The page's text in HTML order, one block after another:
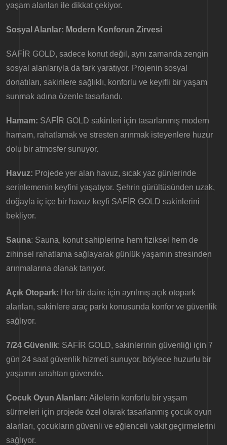
yaşam alanları ile dikkat çekiyor.
Sosyal Alanlar: Modern Konforun Zirvesi
SAFİR GOLD, sadece konut değil, aynı zamanda zengin
sosyal alanlarıyla da fark yaratıyor. Projenin sosyal
donatıları, sakinlere sağlıklı, konforlu ve keyifli bir yaşam
sunmak adına özenle tasarlandı.
Hamam: SAFİR GOLD sakinleri için tasarlanmış modern
hamam, rahatlamak ve stresten arınmak isteyenlere huzur
dolu bir atmosfer sunuyor.
Havuz: Projede yer alan havuz, sıcak yaz günlerinde
serinlemenin keyfini yaşatıyor. Şehrin gürültüsünden uzak,
doğayla iç içe bir havuz keyfi SAFİR GOLD sakinlerini
bekliyor.
Sauna: Sauna, konut sahiplerine hem fiziksel hem de
zihinsel rahatlama sağlayarak günlük yaşamın stresinden
arınmalarına olanak tanıyor.
Açık Otopark: Her bir daire için ayrılmış açık otopark
alanları, sakinlere araç parkı konusunda konfor ve güvenlik
sağlıyor.
7/24 Güvenlik: SAFİR GOLD, sakinlerinin güvenliği için 7
gün 24 saat güvenlik hizmeti sunuyor, böylece huzurlu bir
yaşamın anahtarı güvende.
Çocuk Oyun Alanları: Ailelerin konforlu bir yaşam
sürmeleri için projede özel olarak tasarlanmış çocuk oyun
alanları, çocukların güvenli ve eğlenceli vakit geçirmelerini
sağlıyor.